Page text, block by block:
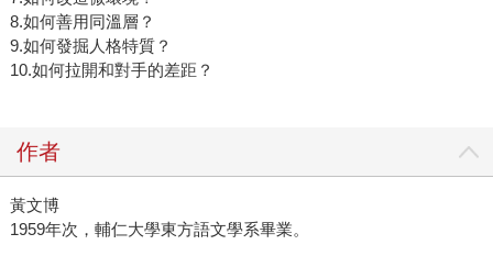
8.如何善用同溫層？
9.如何發掘人格特質？
10.如何拉開和對手的差距？
作者
黃文博
1959年次，輔仁大學東方語文學系畢業。